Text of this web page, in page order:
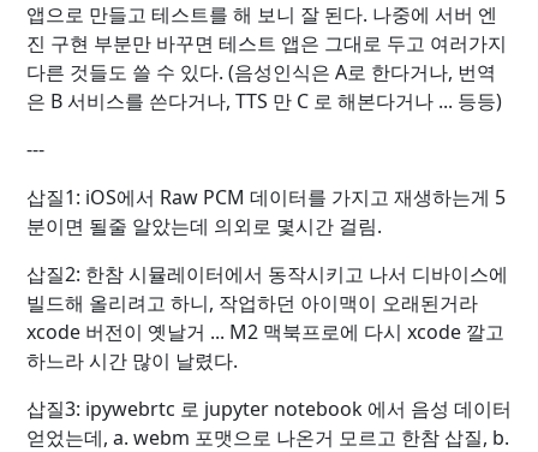
앱으로 만들고 테스트를 해 보니 잘 된다. 나중에 서버 엔
진 구현 부분만 바꾸면 테스트 앱은 그대로 두고 여러가지
다른 것들도 쓸 수 있다. (음성인식은 A로 한다거나, 번역
은 B 서비스를 쓴다거나, TTS 만 C 로 해본다거나 ... 등등)
---
삽질1: iOS에서 Raw PCM 데이터를 가지고 재생하는게 5
분이면 될줄 알았는데 의외로 몇시간 걸림.
삽질2: 한참 시뮬레이터에서 동작시키고 나서 디바이스에
빌드해 올리려고 하니, 작업하던 아이맥이 오래된거라
xcode 버전이 옛날거 ... M2 맥북프로에 다시 xcode 깔고
하느라 시간 많이 날렸다.
삽질3: ipywebrtc 로 jupyter notebook 에서 음성 데이터
얻었는데, a. webm 포맷으로 나온거 모르고 한참 삽질, b.